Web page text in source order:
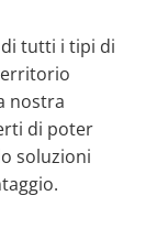
di tutti i tipi di
nostra
di poter
soluzioni